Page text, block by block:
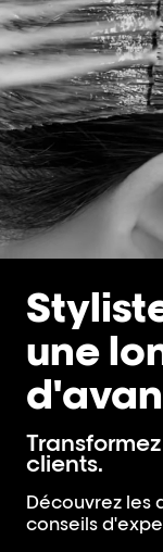
une
clients.
Découvrez les
conseils